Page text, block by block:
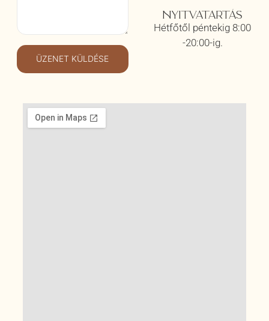
ÜZENET KÜLDÉSE
NYITVATARTÁS
Hétfőtől péntekig 8:00
-20:00-ig.